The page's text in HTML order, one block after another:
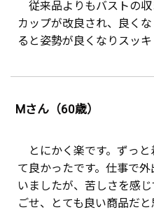
従来品よりもバストの収
カップが改良され、良く
ると姿勢が良くなりスッキ
Mさん（60歳）
とにかく楽です。ずっと
て良かったです。仕事で
いましたが、苦しさを感
ごせ、とても良い商品だと